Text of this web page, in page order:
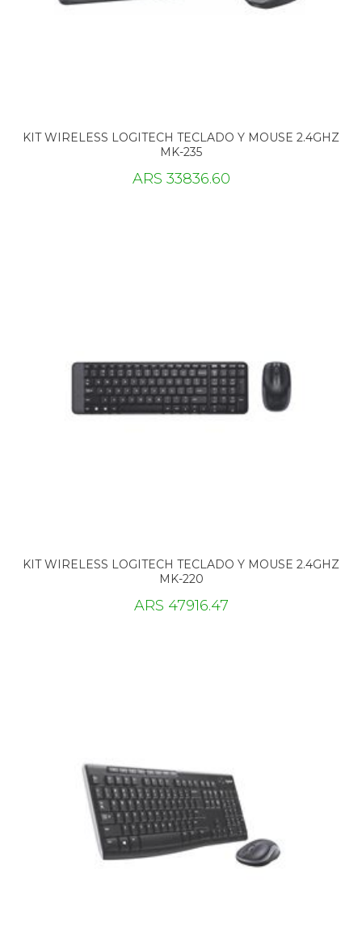
KIT WIRELESS LOGITECH TECLADO Y MOUSE 2.4GHZ
MK-235
ARS 33836.60
KIT WIRELESS LOGITECH TECLADO Y MOUSE 2.4GHZ
MK-220
ARS 47916.47